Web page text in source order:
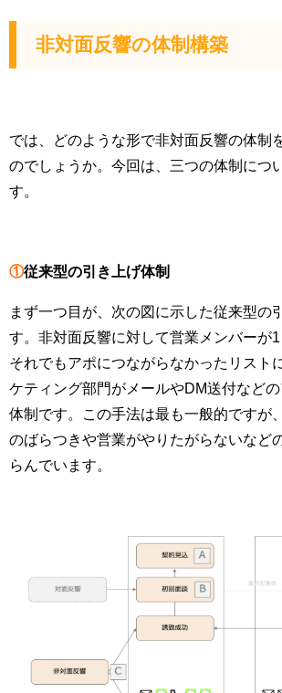
非対面反響の体制構築
では、どのような形で非対面反響の体制
のでしょうか。今回は、三つの体制につ
す。
①従来型の引き上げ体制
まず一つ目が、次の図に示した従来型の
す。非対面反響に対して営業メンバーが1
それでもアポにつながらなかったリスト
ケティング部門がメールやDM送付など
体制です。この手法は最も一般的ですが
のばらつきや営業がやりたがらないなど
らんでいます。